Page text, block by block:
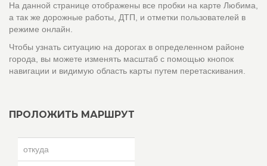
На данной странице отображены все пробки на карте Любима,
а так же дорожные работы, ДТП, и отметки пользователей в
режиме онлайн.
Чтобы узнать ситуацию на дорогах в определенном районе
города, вы можете изменять масштаб с помощью кнопок
навигации и видимую область карты путем перетаскивания.
ПРОЛОЖИТЬ МАРШРУТ